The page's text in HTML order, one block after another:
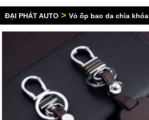
ĐẠI PHÁT AUTO > Vỏ ốp bao da chìa khóa